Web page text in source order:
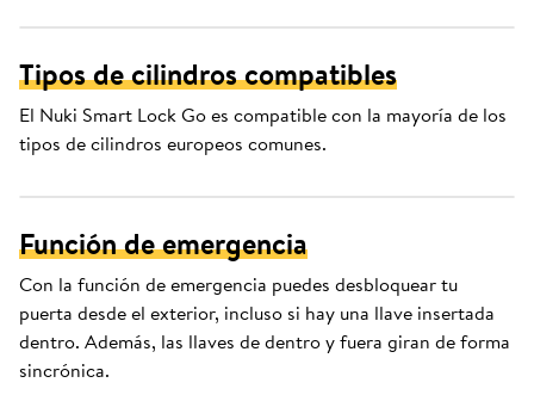
Tipos de cilindros compatibles
El Nuki Smart Lock Go es compatible con la mayoría de los
tipos de cilindros europeos comunes.
Función de emergencia
Con la función de emergencia puedes desbloquear tu
puerta desde el exterior, incluso si hay una llave insertada
dentro. Además, las llaves de dentro y fuera giran de forma
sincrónica.